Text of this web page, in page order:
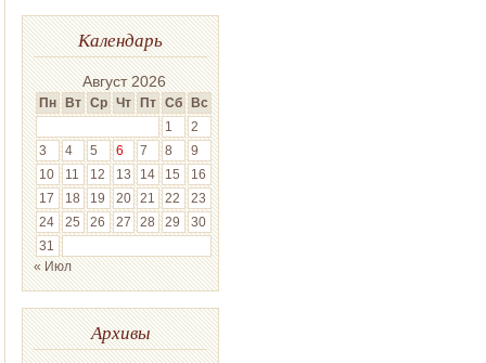
Календарь
Август 2026
Пн Вт Ср Чт Пт Сб Вс
1
2
3
4 5 6 7 8
9
10
11 12 13 14 15
16
17
18 19 20 21 22
23
24
25 26 27 28 29
30
31
« Июл
Архивы